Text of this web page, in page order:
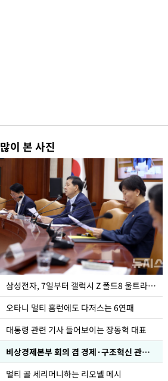
많이 본 사진
삼성전자, 7일부터 갤럭시 Z 폴드8 울트라·폴드8·플립8 출시
오타니 멀티 홈런에도 다저스는 6연패
대통령 관련 기사 들어보이는 장동혁 대표
비상경제본부 회의 겸 경제·구조혁신 관계장관회의
멀티 골 세리머니하는 리오넬 메시